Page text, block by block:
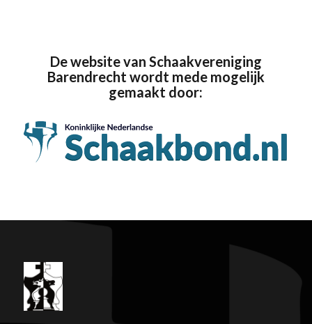
De website van Schaakvereniging
Barendrecht wordt mede mogelijk
gemaakt door: